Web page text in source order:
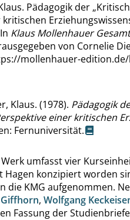
Pädagogik der „
Klaus Mollenhauer
von Cornelie
mollenhauer-
Klaus. (1978). Pädagogik
einer kritischen
Fernuniversität.
umfasst vier
Hagen konzipiert worden
die KMG aufgenommen.
, Wolfgang
Fassung der